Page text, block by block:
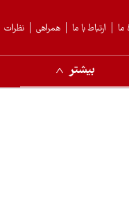
نظرات همراهی ارتباط با ما ما
بیشتر